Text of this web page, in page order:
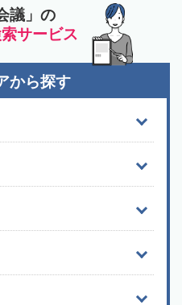
議」の
サービス
から探す